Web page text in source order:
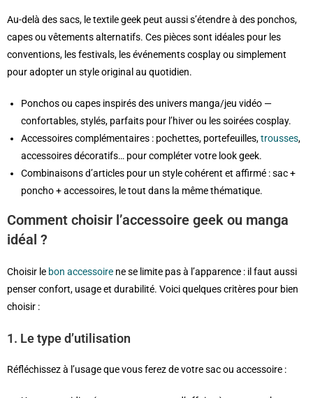
Au-delà des sacs, le textile geek peut aussi s’étendre à des ponchos,
capes ou vêtements alternatifs. Ces pièces sont idéales pour les
conventions, les festivals, les événements cosplay ou simplement
pour adopter un style original au quotidien.
Ponchos ou capes inspirés des univers manga/jeu vidéo —
confortables, stylés, parfaits pour l’hiver ou les soirées cosplay.
Accessoires complémentaires : pochettes, portefeuilles,trousses,
accessoires décoratifs… pour compléter votre look geek.
Combinaisons d’articles pour un style cohérent et affirmé : sac +
poncho + accessoires, le tout dans la même thématique.
Comment choisir l’accessoire geek ou manga
idéal ?
Choisir le bon accessoire ne se limite pas à l’apparence : il faut aussi
penser confort, usage et durabilité. Voici quelques critères pour bien
choisir :
1. Le type d’utilisation
Réfléchissez à l’usage que vous ferez de votre sac ou accessoire :